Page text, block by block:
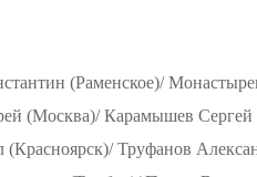
(Раменское)/
(Москва)/ Карамышев
Труфанов